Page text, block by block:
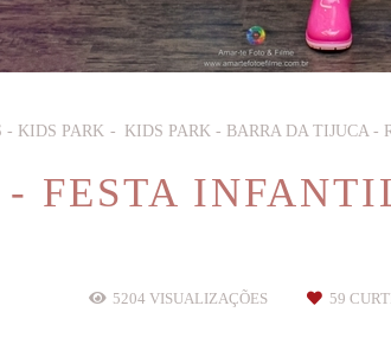
- KIDS PARK KIDS PARK - BARRA DA TIJUCA -
FESTA
5204 VISUALIZAÇÕES 59